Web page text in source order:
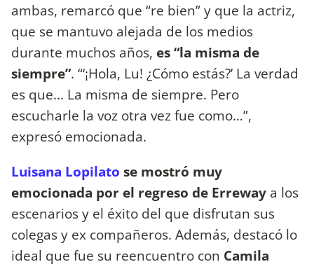
ambas, remarcó que “re bien” y que la actriz,
que se mantuvo alejada de los medios
durante muchos años, es “la misma de
siempre”. “‘¡Hola, Lu! ¿Cómo estás?’ La verdad
es que... La misma de siempre. Pero
escucharle la voz otra vez fue como…”,
expresó emocionada.
Luisana Lopilato se mostró muy
emocionada por el regreso de Erreway a los
escenarios y el éxito del que disfrutan sus
colegas y ex compañeros. Además, destacó lo
ideal que fue su reencuentro con Camila